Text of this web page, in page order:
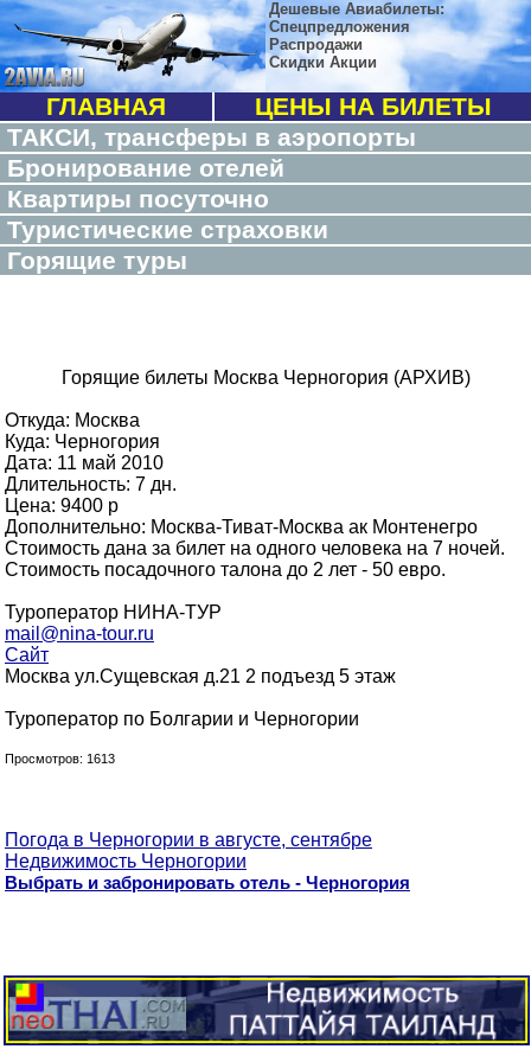
Дешевые Авиабилеты:
Спецпредложения
Распродажи
Скидки Акции
ГЛАВНАЯ
ЦЕНЫ НА БИЛЕТЫ
ТАКСИ, трансферы в аэропорты
Бронирование отелей
Квартиры посуточно
Туристические страховки
Горящие туры
Горящие билеты Москва Черногория (АРХИВ)
Откуда: Москва
Куда: Черногория
Дата: 11 май 2010
Длительность: 7 дн.
Цена: 9400 p
Дополнительно: Москва-Тиват-Москва ак Монтенегро
Стоимость дана за билет на одного человека на 7 ночей.
Стоимость посадочного талона до 2 лет - 50 евро.
Туроператор НИНА-ТУР
mail@nina-tour.ru
Сайт
Москва ул.Сущевская д.21 2 подъезд 5 этаж
Туроператор по Болгарии и Черногории
Просмотров: 1613
Погода в Черногории в августе, сентябре
Недвижимость Черногории
Выбрать и забронировать отель - Черногория